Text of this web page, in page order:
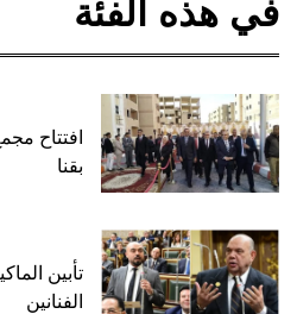
في هذه الفئة
افتتاح
بقنا
تأبين
الفنانين